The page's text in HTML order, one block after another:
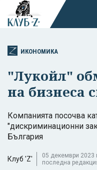
ИКОНОМИКА
"Лукойл"
на бизнеса
Компанията посочва
"дискриминационни
България
Клуб 'Z'
05 декември 2023
последна